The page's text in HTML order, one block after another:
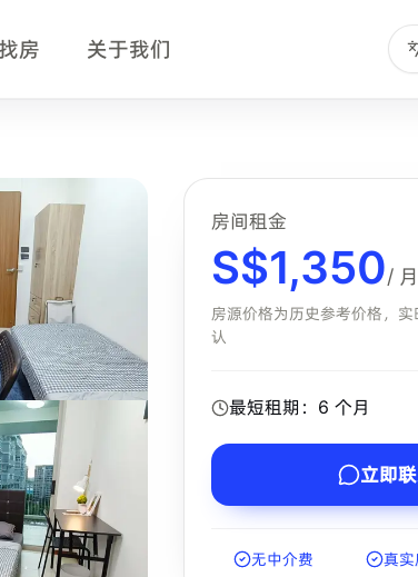
房 关于我们
交通和服务包含项的中文租客。小坡岛顾问可
房间租金
S$1,350/ 月
房源价格为历史参考价格，
认
最短租期： 6 个月
立即
无中介费 真实